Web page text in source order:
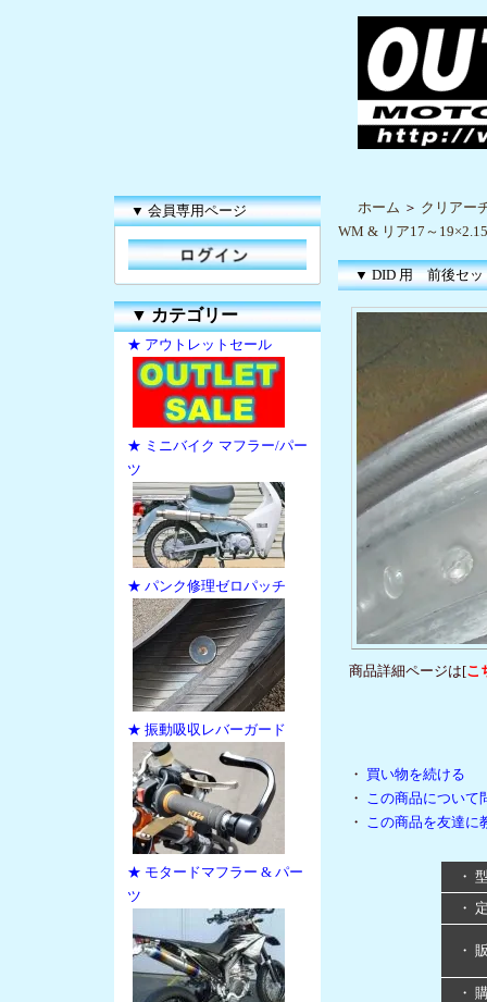
▼ 会員専用ページ
▼カテゴリー
★ アウトレットセール
★ ミニバイク マフラー/パー
ツ
★ パンク修理ゼロパッチ
★ 振動吸収レバーガード
★ モタードマフラー & パー
ツ
ホーム ＞ クリアー
WM & リア17～
▼ DID 用 前後セッ
商品詳細ページは[こ
・ 買い物を続ける
・ この商品について
・ この商品を友達に
・
・
・
・